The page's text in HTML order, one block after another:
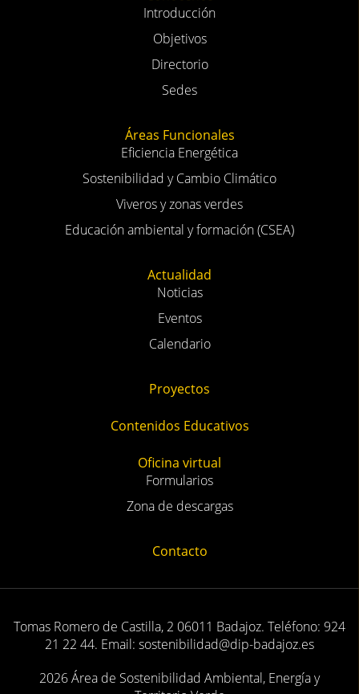
Introducción
Objetivos
Directorio
Sedes
Áreas Funcionales
Eficiencia Energética
Sostenibilidad y Cambio Climático
Viveros y zonas verdes
Educación ambiental y formación (CSEA)
Actualidad
Noticias
Eventos
Calendario
Proyectos
Contenidos Educativos
Oficina virtual
Formularios
Zona de descargas
Contacto
Tomas Romero de Castilla, 2 06011 Badajoz. Teléfono: 924
21 22 44. Email: sostenibilidad@dip-badajoz.es
2026 Área de Sostenibilidad Ambiental, Energía y